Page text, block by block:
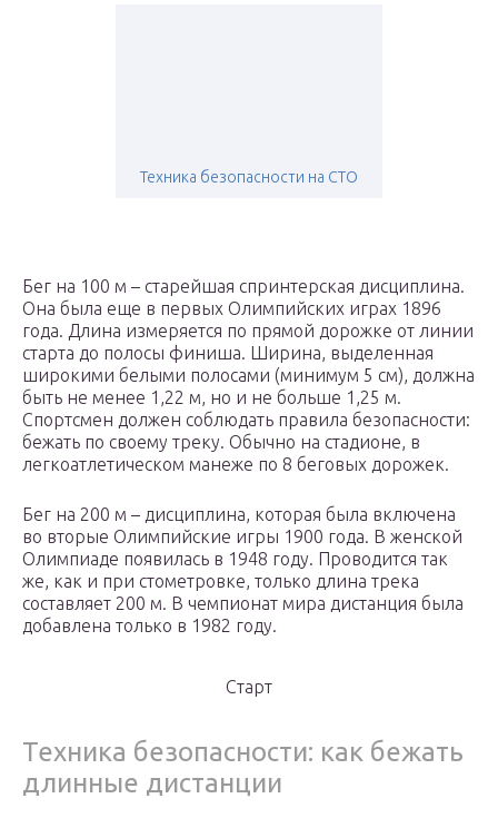
Техника безопасности на СТО
Бег на 100 м – старейшая спринтерская дисциплина.
Она была еще в первых Олимпийских играх 1896
года. Длина измеряется по прямой дорожке от линии
старта до полосы финиша. Ширина, выделенная
широкими белыми полосами (минимум 5 см), должна
быть не менее 1,22 м, но и не больше 1,25 м.
Спортсмен должен соблюдать правила безопасности:
бежать по своему треку. Обычно на стадионе, в
легкоатлетическом манеже по 8 беговых дорожек.
Бег на 200 м – дисциплина, которая была включена
во вторые Олимпийские игры 1900 года. В женской
Олимпиаде появилась в 1948 году. Проводится так
же, как и при стометровке, только длина трека
составляет 200 м. В чемпионат мира дистанция была
добавлена только в 1982 году.
Старт
Техника безопасности: как бежать
длинные дистанции